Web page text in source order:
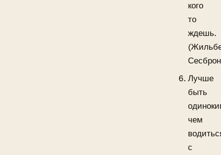
кого
то
ждешь.
Лучше
быть
чем
с